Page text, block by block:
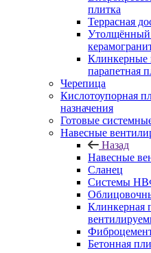
плитка
Террасная
Утолщённый
Клинкерные
парапетная
Черепица
Кислотоупорная
назначения
Готовые
Навесные
Назад
Навесные
Сланец
Системы
Клинкерная
Бетонная